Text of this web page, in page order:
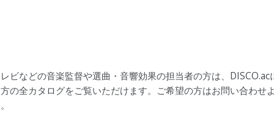
ビなどの音楽監督や選曲・音響効果の担当者の方は、DISCO.ac
の全カタログをご覧いただけます。ご希望の方はお問い合わせ